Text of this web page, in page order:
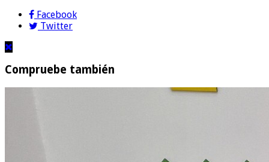
Facebook
Twitter
Compruebe también